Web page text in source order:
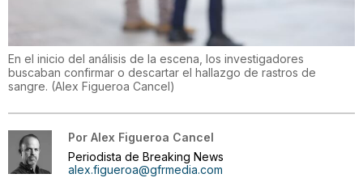
En el inicio del análisis de la escena, los investigadores
buscaban confirmar o descartar el hallazgo de rastros de
sangre. (Alex Figueroa Cancel)
Por Alex Figueroa Cancel
Periodista de Breaking News
alex.figueroa@gfrmedia.com